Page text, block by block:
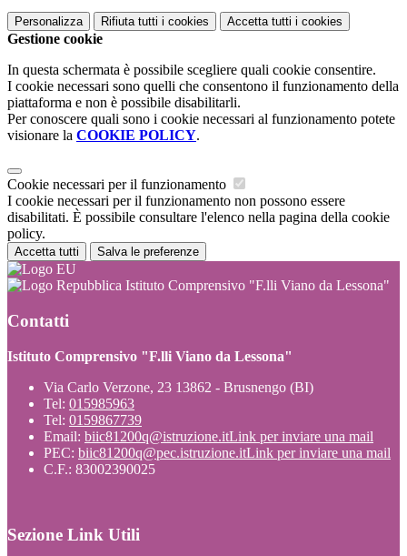
Personalizza Rifiuta tutti i cookies Accetta tutti i cookies
Gestione cookie
In questa schermata è possibile scegliere quali cookie consentire.
I cookie necessari sono quelli che consentono il funzionamento della
piattaforma e non è possibile disabilitarli.
Per conoscere quali sono i cookie necessari al funzionamento potete
visionare la COOKIE POLICY.
Cookie necessari per il funzionamento
I cookie necessari per il funzionamento non possono essere
disabilitati. È possibile consultare l'elenco nella pagina della cookie
policy.
Accetta tutti Salva le preferenze
Istituto Comprensivo "F.lli Viano da Lessona"
Contatti
Istituto Comprensivo "F.lli Viano da Lessona"
Via Carlo Verzone, 23 13862 - Brusnengo (BI)
Tel: 015985963
Tel: 0159867739
Email: biic81200q@istruzione.itLink per inviare una mail
PEC: biic81200q@pec.istruzione.itLink per inviare una mail
C.F.: 83002390025
Sezione Link Utili